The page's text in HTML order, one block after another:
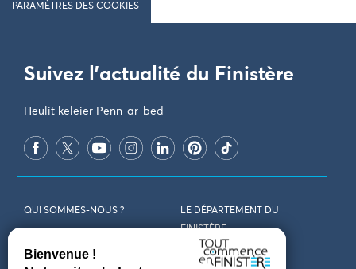
PARAMÈTRES DES COOKIES
Suivez l'actualité du Finistère
Heulit keleier Penn-ar-bed
QUI SOMMES-NOUS ?
LE DÉPARTEMENT DU
FINISTÈRE
REJOIGNEZ-NOUS VENIR EN FINISTÈRE